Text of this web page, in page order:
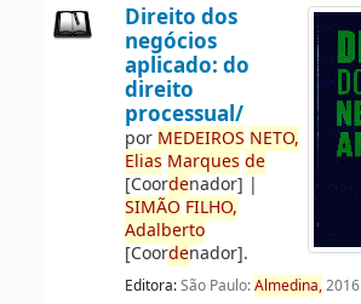
Direito dos
negócios
aplicado: do
direito
processual/
por MEDEIROS NETO,
Elias Marques de
[Coordenador] |
SIMÃO FILHO,
Adalberto
[Coordenador].
Editora:São Paulo:Almedina,2016